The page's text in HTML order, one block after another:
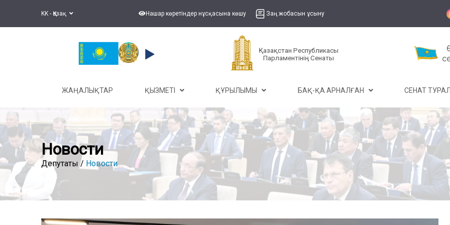
KK - Қазақ Нашар көретіндер нұсқасына көшу Заң жобасын ұсыну
Қазақстан Республикасы
Парламентінің Сенаты
ЖАҢАЛЫҚТАР ҚЫЗМЕТІ ҚҰРЫЛЫМЫ БАҚ-ҚА АРНАЛҒАН СЕНАТ
Новости
Депутаты / Новости